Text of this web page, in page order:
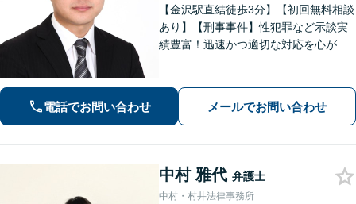
【金沢駅直結徒歩3分】【初回無料相談
あり】【刑事事件】性犯罪など示談実
績豊富！迅速かつ適切な対応を心がけ
対応で、適切な解決へと導きます。
電話でお問い合わせ メールでお問い合わせ
中村 雅代 弁護士
中村・村井法律事務所